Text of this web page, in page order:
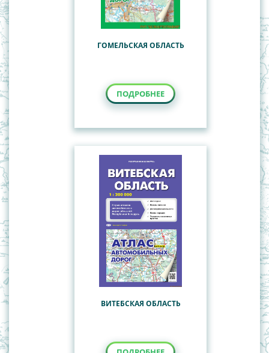
ГОМЕЛЬСКАЯ ОБЛАСТЬ
ПОДРОБНЕЕ
ВИТЕБСКАЯ ОБЛАСТЬ